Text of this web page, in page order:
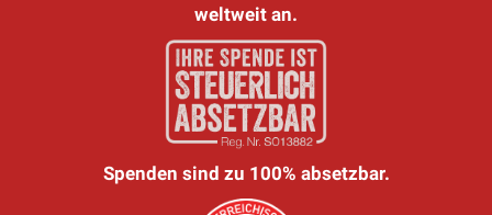
weltweit an.
Spenden sind zu 100% absetzbar.